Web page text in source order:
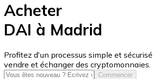
USD Coin
USDC
Acheter
DAI à Madrid
Profitez d'un processus simple et
vendre et échanger des cryptomonnaies.
Commencer